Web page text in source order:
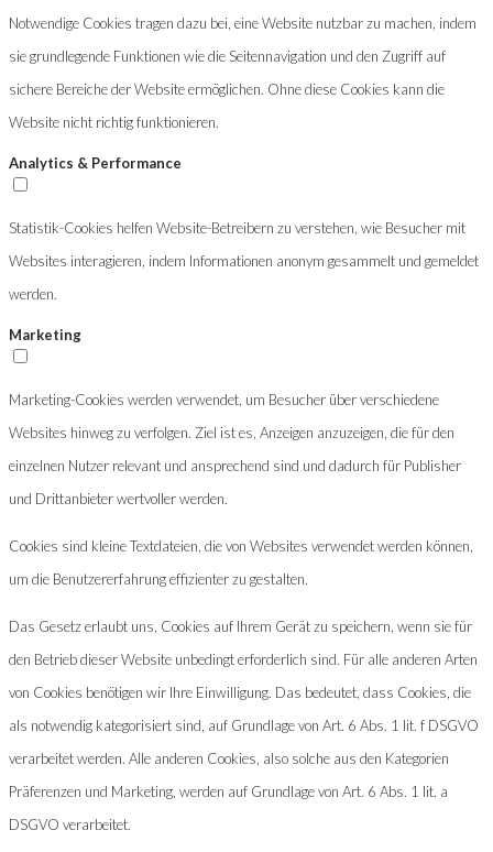
Notwendige Cookies tragen dazu bei, eine Website nutzbar zu machen, indem
sie grundlegende Funktionen wie die Seitennavigation und den Zugriff auf
sichere Bereiche der Website ermöglichen. Ohne diese Cookies kann die
Website nicht richtig funktionieren.
Analytics & Performance
Statistik-Cookies helfen Website-Betreibern zu verstehen, wie Besucher mit
Websites interagieren, indem Informationen anonym gesammelt und gemeldet
werden.
Marketing
Marketing-Cookies werden verwendet, um Besucher über verschiedene
Websites hinweg zu verfolgen. Ziel ist es, Anzeigen anzuzeigen, die für den
einzelnen Nutzer relevant und ansprechend sind und dadurch für Publisher
und Drittanbieter wertvoller werden.
Cookies sind kleine Textdateien, die von Websites verwendet werden können,
um die Benutzererfahrung effizienter zu gestalten.
Das Gesetz erlaubt uns, Cookies auf Ihrem Gerät zu speichern, wenn sie für
den Betrieb dieser Website unbedingt erforderlich sind. Für alle anderen Arten
von Cookies benötigen wir Ihre Einwilligung. Das bedeutet, dass Cookies, die
als notwendig kategorisiert sind, auf Grundlage von Art. 6 Abs. 1 lit. f DSGVO
verarbeitet werden. Alle anderen Cookies, also solche aus den Kategorien
Präferenzen und Marketing, werden auf Grundlage von Art. 6 Abs. 1 lit. a
DSGVO verarbeitet.